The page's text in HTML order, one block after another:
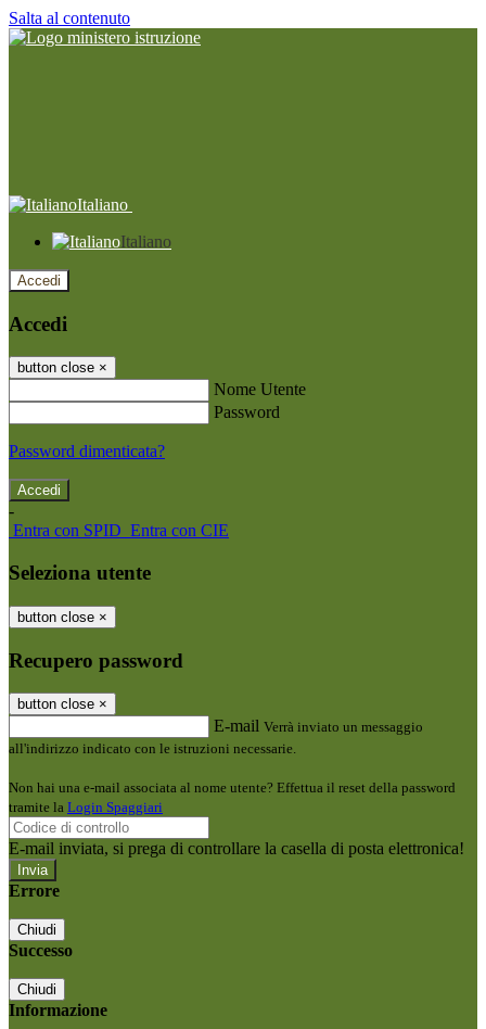
Salta al contenuto
Italiano
Italiano
Accedi
Accedi
button close ×
Nome Utente
Password
Password dimenticata?
-
Entra con SPID Entra con CIE
Seleziona utente
button close ×
Recupero password
button close ×
E-mail Verrà inviato un messaggio
all'indirizzo indicato con le istruzioni necessarie.
Non hai una e-mail associata al nome utente? Effettua il reset della password
tramite la Login Spaggiari
E-mail inviata, si prega di controllare la casella di posta elettronica!
Errore
Chiudi
Successo
Chiudi
Informazione